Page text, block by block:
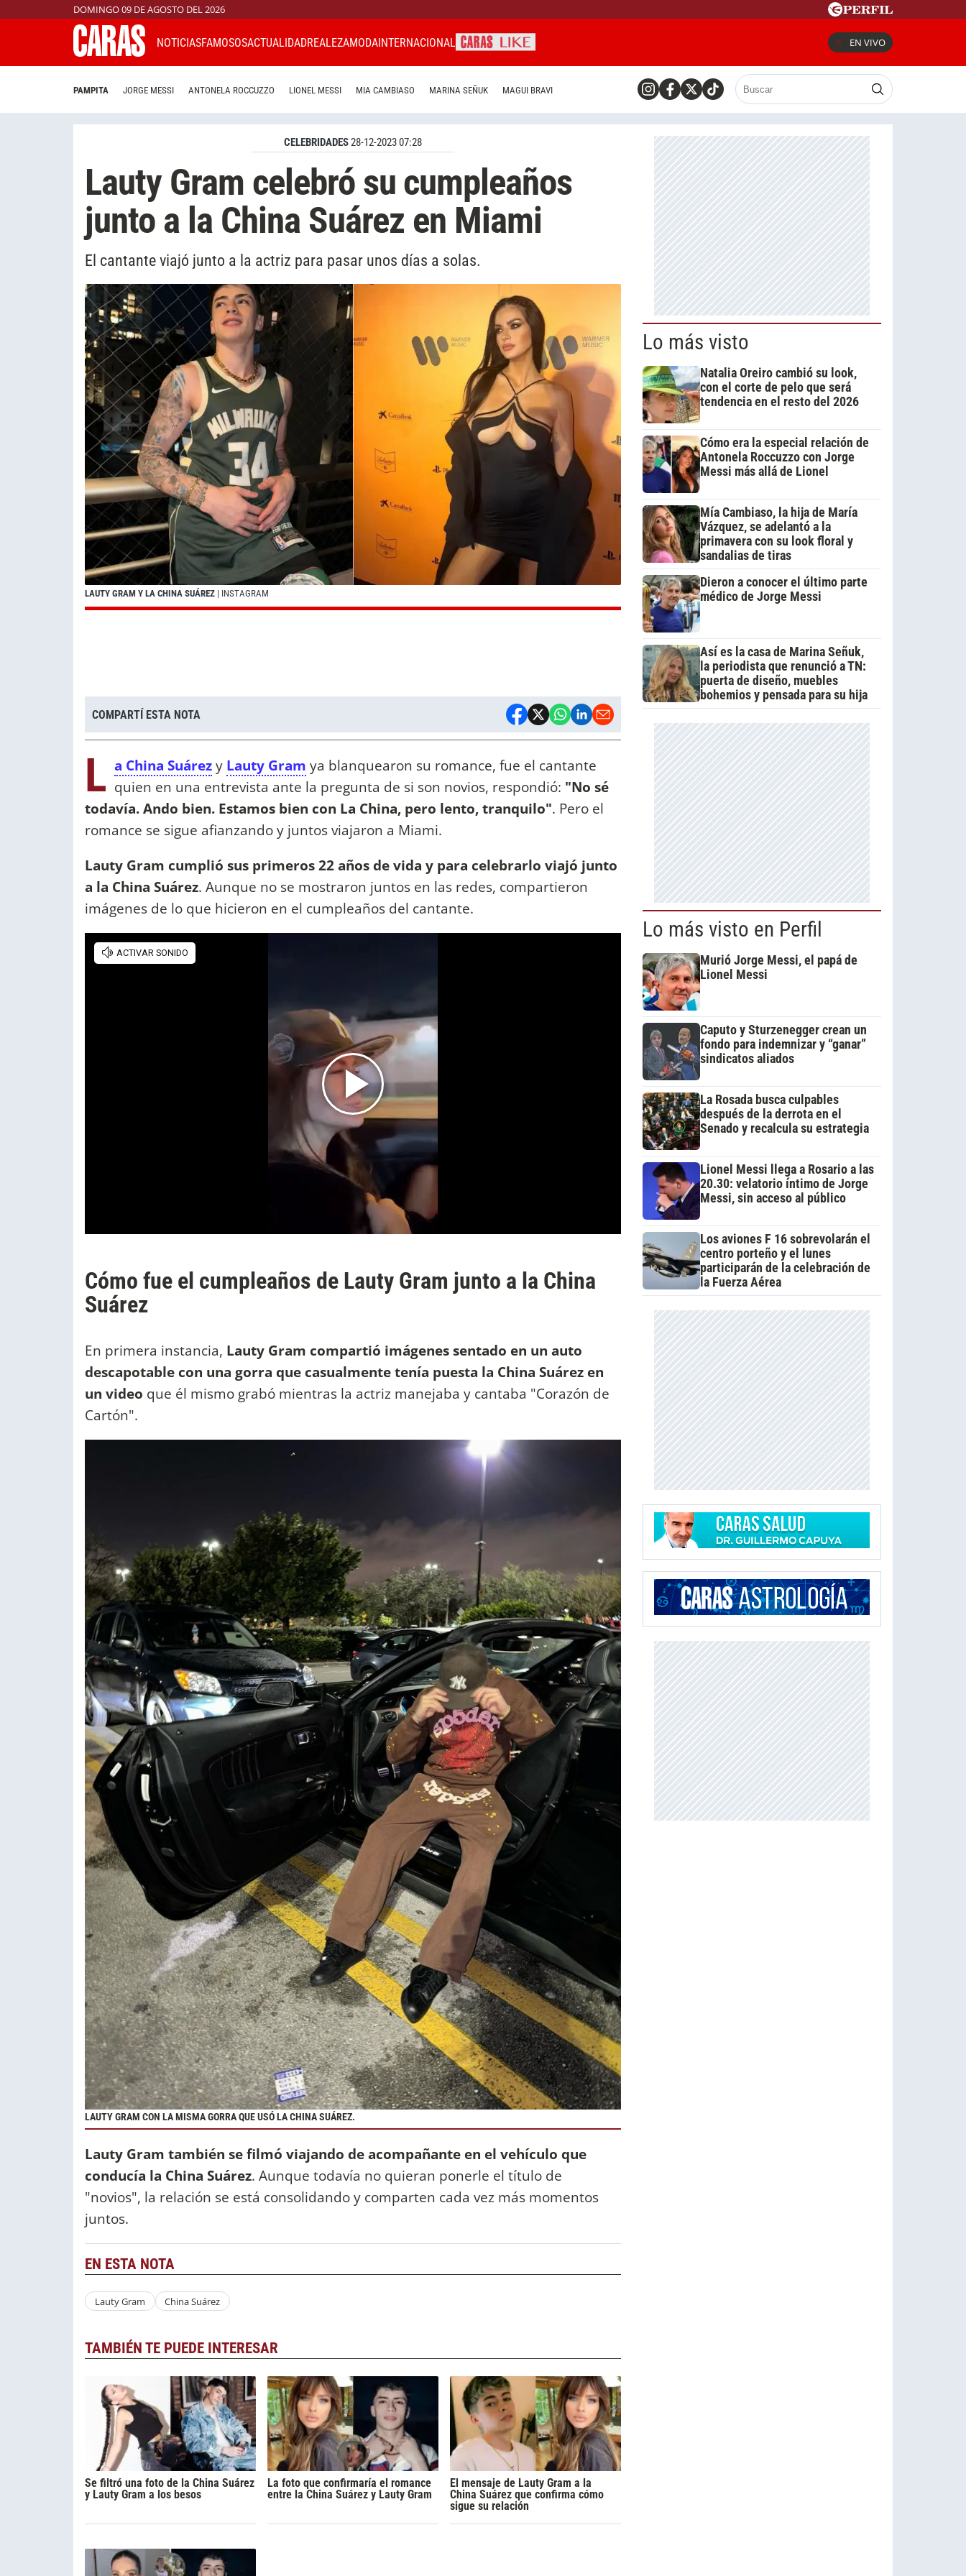
DOMINGO 09 DE AGOSTO DEL 2026
NOTICIASFAMOSOSACTUALIDADREALEZAMODAINTERNACIONAL EN VIVO
PAMPITA JORGE MESSI ANTONELA ROCCUZZO LIONEL MESSI MIA CAMBIASO MARINA SEÑUK MAGUI BRAVI
CELEBRIDADES28-12-2023 07:28
Lauty Gram celebró su cumpleaños
junto a la China Suárez en Miami
El cantante viajó junto a la actriz para pasar unos días a solas.
LAUTY GRAM Y LA CHINA SUÁREZ | INSTAGRAM
COMPARTÍ ESTA NOTA
L a China Suárezy Lauty Gram ya blanquearon su romance, fue el cantante
quien en una entrevista ante la pregunta de si son novios, respondió: "No sé
todavía. Ando bien. Estamos bien con La China, pero lento, tranquilo". Pero el
romance se sigue afianzando y juntos viajaron a Miami.
Lauty Gram cumplió sus primeros 22 años de vida y para celebrarlo viajó junto
a la China Suárez. Aunque no se mostraron juntos en las redes, compartieron
imágenes de lo que hicieron en el cumpleaños del cantante.
Cómo fue el cumpleaños de Lauty Gram junto a la China
Suárez
En primera instancia, Lauty Gram compartió imágenes sentado en un auto
descapotable con una gorra que casualmente tenía puesta la China Suárez en
un video que él mismo grabó mientras la actriz manejaba y cantaba "Corazón de
Cartón".
LAUTY GRAM CON LA MISMA GORRA QUE USÓ LA CHINA SUÁREZ.
Lauty Gram también se filmó viajando de acompañante en el vehículo que
conducía la China Suárez. Aunque todavía no quieran ponerle el título de
"novios", la relación se está consolidando y comparten cada vez más momentos
juntos.
EN ESTA NOTA
Lauty Gram China Suárez
TAMBIÉN TE PUEDE INTERESAR
Se filtró una foto de la China Suárez
y Lauty Gram a los besos
La foto que confirmaría el romance
entre la China Suárez y Lauty Gram
El mensaje de Lauty Gram a la
China Suárez que confirma cómo
sigue su relación
Lo más visto
Natalia Oreiro cambió su look,
con el corte de pelo que será
tendencia en el resto del 2026
Cómo era la especial relación de
Antonela Roccuzzo con Jorge
Messi más allá de Lionel
Mía Cambiaso, la hija de María
Vázquez, se adelantó a la
primavera con su look floral y
sandalias de tiras
Dieron a conocer el último parte
médico de Jorge Messi
Así es la casa de Marina Señuk,
la periodista que renunció a TN:
puerta de diseño, muebles
bohemios y pensada para su hija
Lo más visto en Perfil
Murió Jorge Messi, el papá de
Lionel Messi
Caputo y Sturzenegger crean un
fondo para indemnizar y “ganar”
sindicatos aliados
La Rosada busca culpables
después de la derrota en el
Senado y recalcula su estrategia
Lionel Messi llega a Rosario a las
20.30: velatorio íntimo de Jorge
Messi, sin acceso al público
Los aviones F 16 sobrevolarán el
centro porteño y el lunes
participarán de la celebración de
la Fuerza Aérea